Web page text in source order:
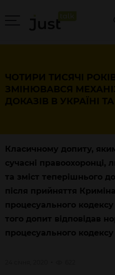
ЧОТИРИ ТИСЯЧІ
ЗМІНЮВАВСЯ
ДОКАЗІВ В УКРАЇНІ ТА
Класичному допиту,
сучасні правоохоронці,
та зміст теперішнього
після прийняття
процесуального
того допит відповідав
процесуального